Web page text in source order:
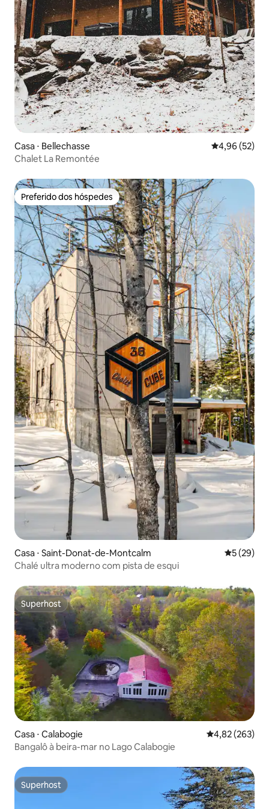
Casa ⋅ Bellechasse 4,96 de uma
4,96 (52)
Chalet La Remontée
Preferido dos hóspedes
Preferido dos hóspedes
Casa ⋅ Saint-Donat-de-Montcalm 5 de uma
5 (29)
Chalé ultra moderno com pista de esqui
Superhost
Superhost
Casa ⋅ Calabogie 4,82 de uma
4,82 (263)
Bangalô à beira-mar no Lago Calabogie
Superhost
Superhost